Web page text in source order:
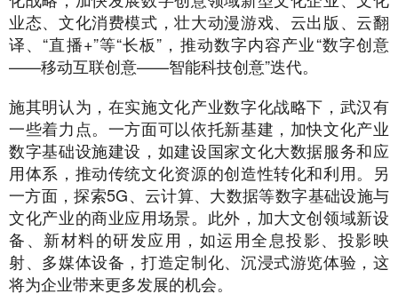
业态、文化消费模式，壮大动漫游戏、云出版、云翻
译、“直播+”等“长板”，推动数字内容产业“数字创意
——移动互联创意——智能科技创意”迭代。
施其明认为，在实施文化产业数字化战略下，武汉有
一些着力点。一方面可以依托新基建，加快文化产业
数字基础设施建设，如建设国家文化大数据服务和应
用体系，推动传统文化资源的创造性转化和利用。另
一方面，探索5G、云计算、大数据等数字基础设施与
文化产业的商业应用场景。此外，加大文创领域新设
备、新材料的研发应用，如运用全息投影、投影映
射、多媒体设备，打造定制化、沉浸式游览体验，这
将为企业带来更多发展的机会。